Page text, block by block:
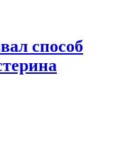
способ